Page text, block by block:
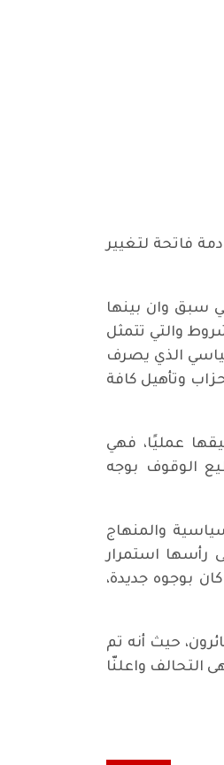
فاتحة لتغيير
سبق وان بينها
حتى تتنفذ هذه الشروط والتي تتمثل
الذي يصرف
وتأهيل كافة
عمليًا، فهي
الوقوف بوجه
والمنهاج
رأسها استمرار
بوجوه جديدة،
حيث أنه تم
التحالف واعلنّا